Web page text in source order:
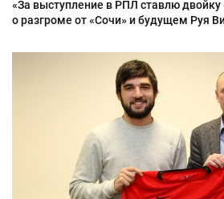
«За выступление в РПЛ ставлю
о разгроме от «Сочи» и будущем Руя